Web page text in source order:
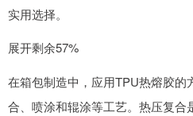
实用选择。
展开剩余57%
在箱包制造中，应用TPU热熔胶的
合、喷涂和辊涂等工艺。热压复合